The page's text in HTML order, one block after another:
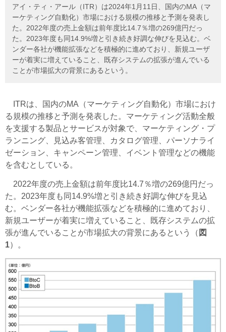
アイ・ティ・アール（ITR）は2024年1月11日、国内のMA（マ
ーケティング自動化）市場における規模の推移と予測を発表し
た。2022年度の売上金額は前年度比14.7％増の269億円だっ
た。2023年度も同14.9%増と引き続き好調な伸びを見込む。ベ
ンダー各社が機能拡張などを積極的に進めており、新規ユーザ
ーが着実に増えていること、既存システムの拡張が進んでいる
ことが市場拡大の背景にあるという。
ITRは、国内のMA（マーケティング自動化）市場におけ
る規模の推移と予測を発表した。マーケティング活動全般
を支援する製品とサービスが対象で、マーケティング・プ
ランニング、見込み客管理、カタログ管理、パーソナライ
ゼーション、キャンペーン管理、イベント管理などの機能
を含むとしている。
2022年度の売上金額は前年度比14.7％増の269億円だっ
た。2023年度も同14.9%増と引き続き好調な伸びを見込
む。ベンダー各社が機能拡張などを積極的に進めており、
新規ユーザーが着実に増えていること、既存システムの拡
張が進んでいることが市場拡大の背景にあるという（ 図
1）。